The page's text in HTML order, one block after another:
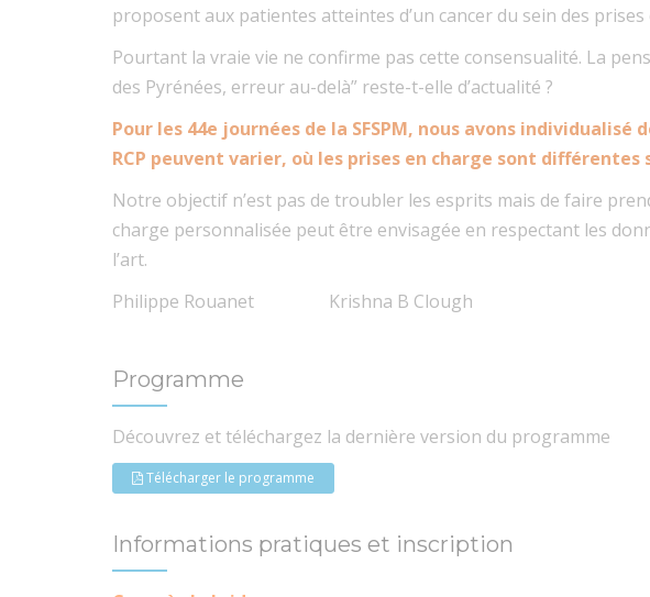
proposent aux patientes atteintes d’un cancer du sein des
Pourtant la vraie vie ne confirme pas cette consensualité. La
des Pyrénées, erreur au-delà” reste-t-elle d’actualité ?
Pour les 44e journées de la SFSPM, nous avons individualisé
RCP peuvent varier, où les prises en charge sont différentes
Notre objectif n’est pas de troubler les esprits mais de faire
charge personnalisée peut être envisagée en respectant les
l’art.
Philippe Rouanet Krishna B Clough
Programme
Découvrez et téléchargez la dernière version du programme
Télécharger le programme
Informations pratiques et inscription